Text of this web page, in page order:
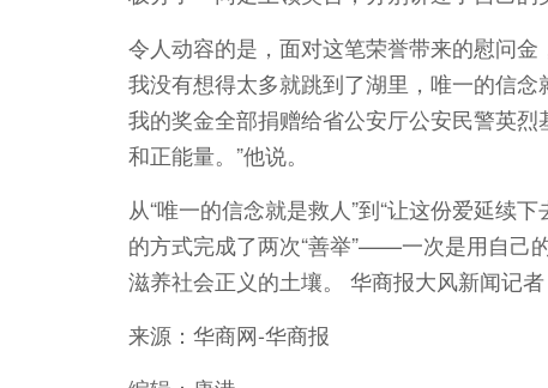
令人动容的是，面对这笔荣誉带来的慰问
我没有想得太多就跳到了湖里，唯一的信
我的奖金全部捐赠给省公安厅公安民警英
和正能量。”他说。
从“唯一的信念就是救人”到“让这份爱延续
的方式完成了两次“善举”——一次是用自己
滋养社会正义的土壤。 华商报大风新闻记
来源：华商网-华商报